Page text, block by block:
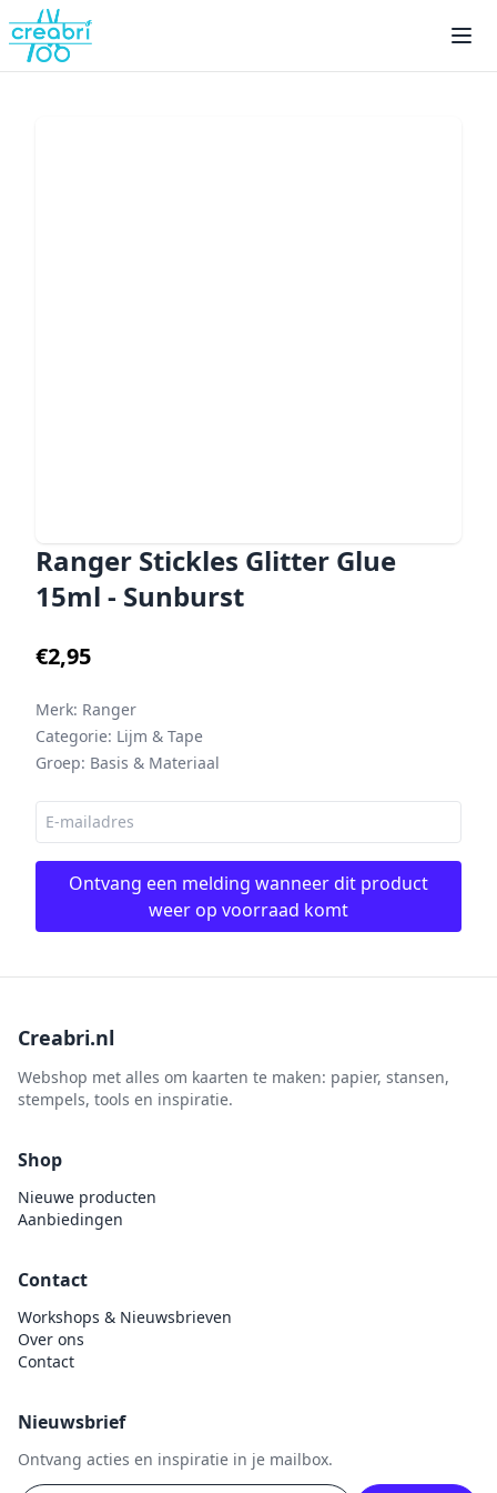
Ranger Stickles Glitter Glue
15ml - Sunburst
€2,95
Merk: Ranger
Categorie: Lijm & Tape
Groep: Basis & Materiaal
Ontvang een melding wanneer dit product
weer op voorraad komt
Creabri.nl
Webshop met alles om kaarten te maken: papier, stansen,
stempels, tools en inspiratie.
Shop
Nieuwe producten
Aanbiedingen
Contact
Workshops & Nieuwsbrieven
Over ons
Contact
Nieuwsbrief
Ontvang acties en inspiratie in je mailbox.